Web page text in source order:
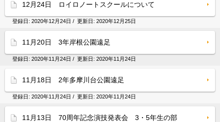
12月24日 ロイロノートスクールについて
登録日: 2020年12月24日 / 更新日: 2020年12月25日
11月20日 3年岸根公園遠足
登録日: 2020年11月24日 / 更新日: 2020年11月24日
11月18日 2年多摩川台公園遠足
登録日: 2020年11月24日 / 更新日: 2020年11月24日
11月13日 70周年記念演技発表会 3・5年生の部